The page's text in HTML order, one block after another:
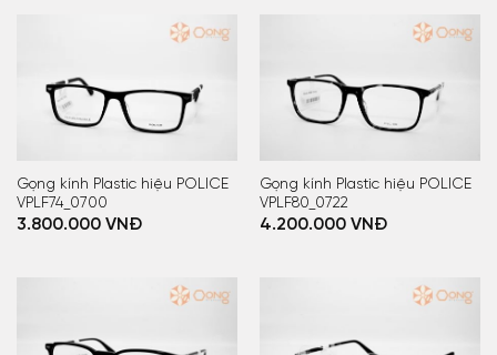
Gọng kính Plastic hiệu POLICE
VPLF74_0700
3.800.000VNĐ
Gọng kính Plastic hiệu POLICE
VPLF80_0722
4.200.000VNĐ